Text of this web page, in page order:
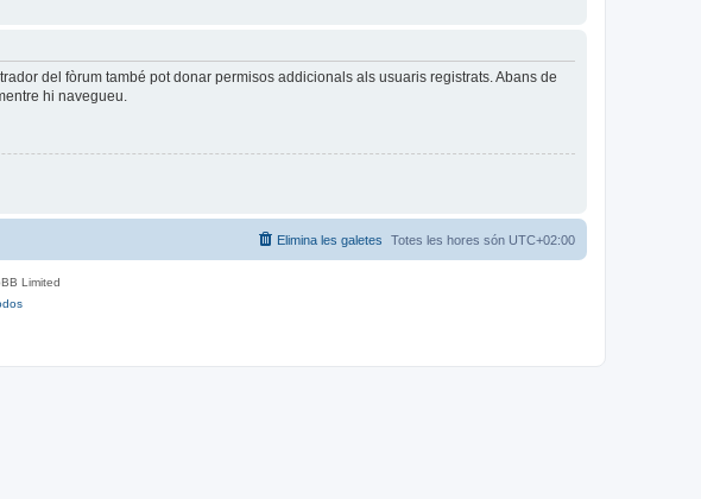
del fòrum també pot donar permisos addicionals als usuaris registrats. Abans de
hi navegueu.
Totes les hores són UTC+02:00
Elimina les galetes
Limited